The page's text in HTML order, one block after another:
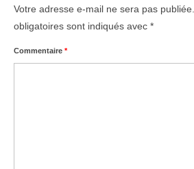
Votre adresse e-mail ne sera pas publiée.
obligatoires sont indiqués avec *
Commentaire *